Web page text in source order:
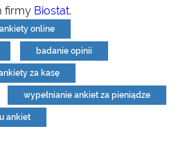
firmy Biostat.
ankiety online
badanie opinii
za kasę
wypełnianie ankiet za pieniądze
ankiet